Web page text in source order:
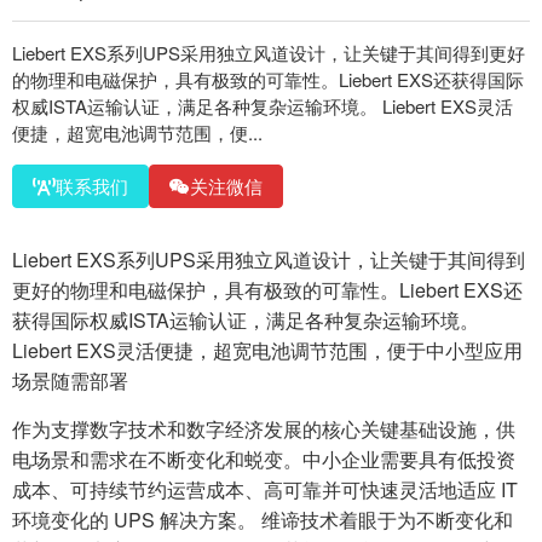
Liebert EXS系列UPS采用独立风道设计，让关键于其间得到更好
的物理和电磁保护，具有极致的可靠性。Liebert EXS还获得国际
权威ISTA运输认证，满足各种复杂运输环境。 Liebert EXS灵活
便捷，超宽电池调节范围，便...
联系我们 关注微信
Liebert EXS系列UPS采用独立风道设计，让关键于其间得到
更好的物理和电磁保护，具有极致的可靠性。Liebert EXS还
获得国际权威ISTA运输认证，满足各种复杂运输环境。
Liebert EXS灵活便捷，超宽电池调节范围，便于中小型应用
场景随需部署
作为支撑数字技术和数字经济发展的核心关键基础设施，供
电场景和需求在不断变化和蜕变。中小企业需要具有低投资
成本、可持续节约运营成本、高可靠并可快速灵活地适应 IT
环境变化的 UPS 解决方案。 维谛技术着眼于为不断变化和